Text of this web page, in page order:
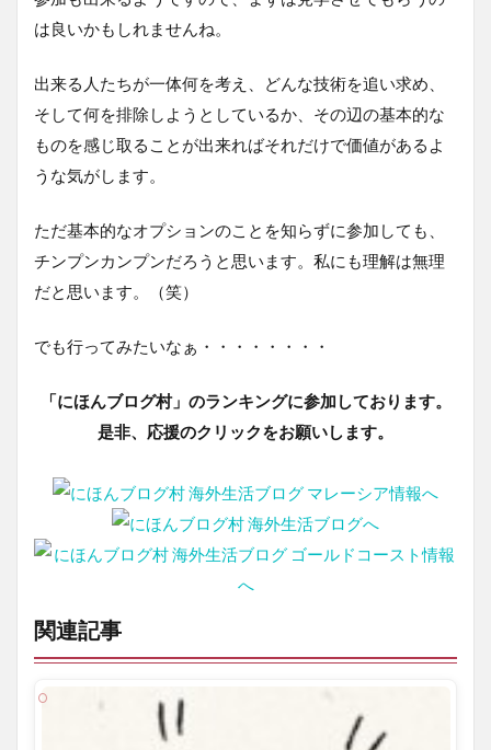
は良いかもしれませんね。
出来る人たちが一体何を考え、どんな技術を追い求め、
そして何を排除しようとしているか、その辺の基本的な
ものを感じ取ることが出来ればそれだけで価値があるよ
うな気がします。
ただ基本的なオプションのことを知らずに参加しても、
チンプンカンプンだろうと思います。私にも理解は無理
だと思います。（笑）
でも行ってみたいなぁ・・・・・・・・
「にほんブログ村」のランキングに参加しております。
是非、応援のクリックをお願いします。
関連記事